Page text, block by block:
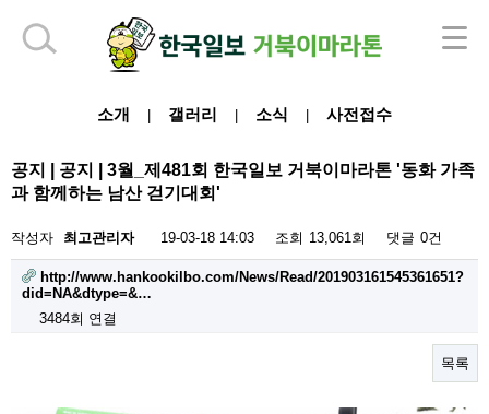
소개 갤러리 소식 사전접수
공지 | 공지 | 3월_제481회 한국일보 거북이마라톤 '동화 가족
과 함께하는 남산 걷기대회'
작성자 최고관리자 19-03-18 14:03 조회 13,061회 댓글 0건
http://www.hankookilbo.com/News/Read/201903161545361651?
did=NA&dtype=&…
3484회 연결
목록
하단 영역